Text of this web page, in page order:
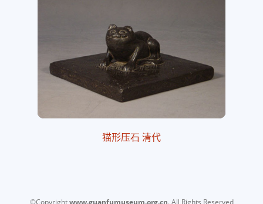
猫形压石 清代
©Copyrightwww.guanfumuseum.org.cn. All Rights Reserved